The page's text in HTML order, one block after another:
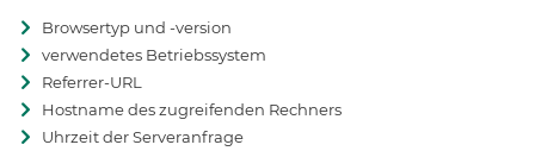
Browsertyp und -version
verwendetes Betriebssystem
Referrer-URL
Hostname des zugreifenden Rechners
Uhrzeit der Serveranfrage